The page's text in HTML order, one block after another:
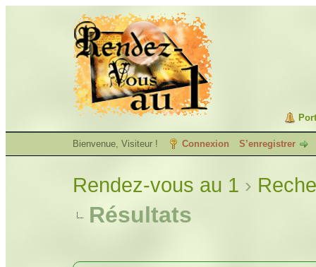
Bienvenue, Visiteur ! Connexion S’enregistrer
Rendez-vous au 1 ›
Résultats